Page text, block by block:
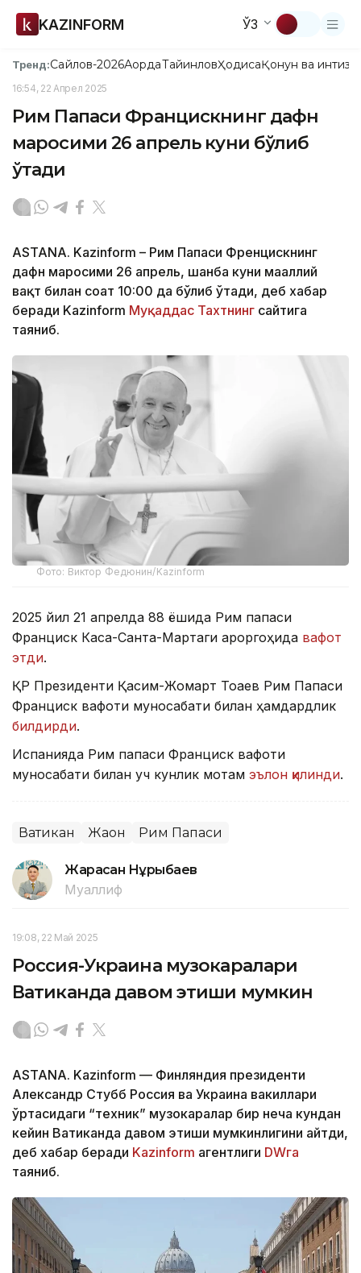
KAZINFORM ЎЗ
Тренд:Сайлов-2026АқордаТайинловҲодисаҚонун ва
16:54, 22 Апрел 2025
Рим Папаси Францискнинг дафн
маросими 26 апрель куни бўлиб
ўтади
ASTANA. Kazinform – Рим Папаси Френцискнинг
дафн маросими 26 апрель, шанба куни маҳаллий
вақт билан соат 10:00 да бўлиб ўтади, деб хабар
беради Kazinform Муқаддас Тахтнинг сайтига
таяниб.
Фото: Виктор Федюнин/Kazinform
2025 йил 21 апрелда 88 ёшида Рим папаси
Франциск Каса-Санта-Мартаги қароргоҳида вафот
этди.
ҚР Президенти Қасим-Жомарт Тоқаев Рим Папаси
Франциск вафоти муносабати билан ҳамдардлик
билдирди.
Испанияда Рим папаси Франциск вафоти
муносабати билан уч кунлик мотам эълон қилинди.
Ватикан Жаҳон Рим Папаси
Жарасқан Нұрыбаев
Муаллиф
19:08, 22 Май 2025
Россия-Украина музокаралари
Ватиканда давом этиши мумкин
ASTANA. Kazinform — Финляндия президенти
Александр Стубб Россия ва Украина вакиллари
ўртасидаги “техник” музокаралар бир неча кундан
кейин Ватиканда давом этиши мумкинлигини айтди,
деб хабар беради Kazinform агентлиги DWга
таяниб.